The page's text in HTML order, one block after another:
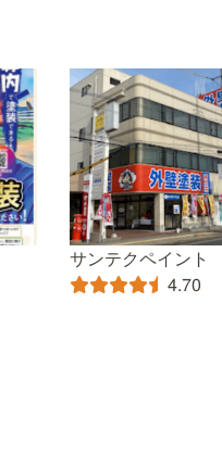
サンテクペイント
4.70